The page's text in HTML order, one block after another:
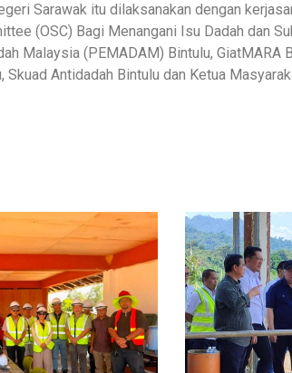
Sarawak itu dilaksanakan dengan
(OSC) Bagi Menangani Isu Dadah dan
Malaysia (PEMADAM) Bintulu, GiatMARA
Skuad Antidadah Bintulu dan Ketua